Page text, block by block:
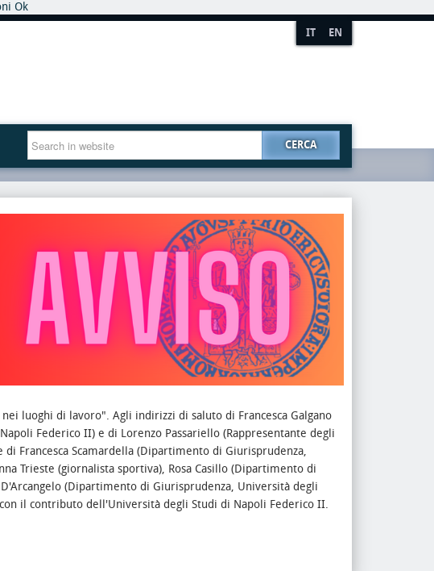
Ok
IT EN
CERCA
luoghi di lavoro". Agli indirizzi di saluto di Francesca Galgano
Federico II) e di Lorenzo Passariello (Rappresentante degli
Francesca Scamardella (Dipartimento di Giurisprudenza,
Trieste (giornalista sportiva), Rosa Casillo (Dipartimento di
(Dipartimento di Giurisprudenza, Università degli
il contributo dell'Università degli Studi di Napoli Federico II.